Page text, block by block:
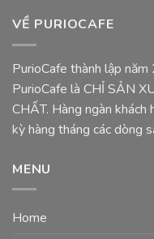
VỀ PURIOCAFE
PurioCafe thành lập
PurioCafe là CHỈ SẢN
CHẤT. Hàng ngàn khách
kỳ hàng tháng các dòng
MENU
Home